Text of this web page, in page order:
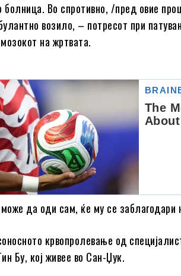
болница. Во спротивно, /пред овие
возило, – потресот при
на жртвата.
да оди сам, ќе му се заблагодари
крвопролевање од
Бу, кој живее во Сан-Џук.